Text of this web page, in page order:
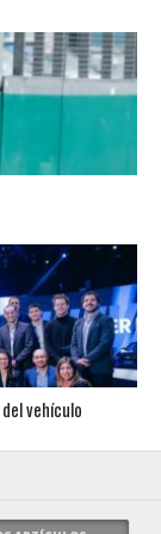
vehículo